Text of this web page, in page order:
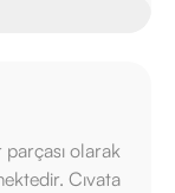
olarak
Cıvata